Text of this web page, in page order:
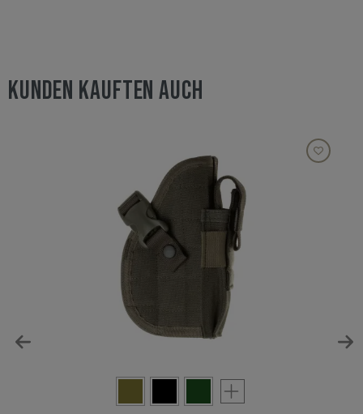
KUNDEN KAUFTEN AUCH